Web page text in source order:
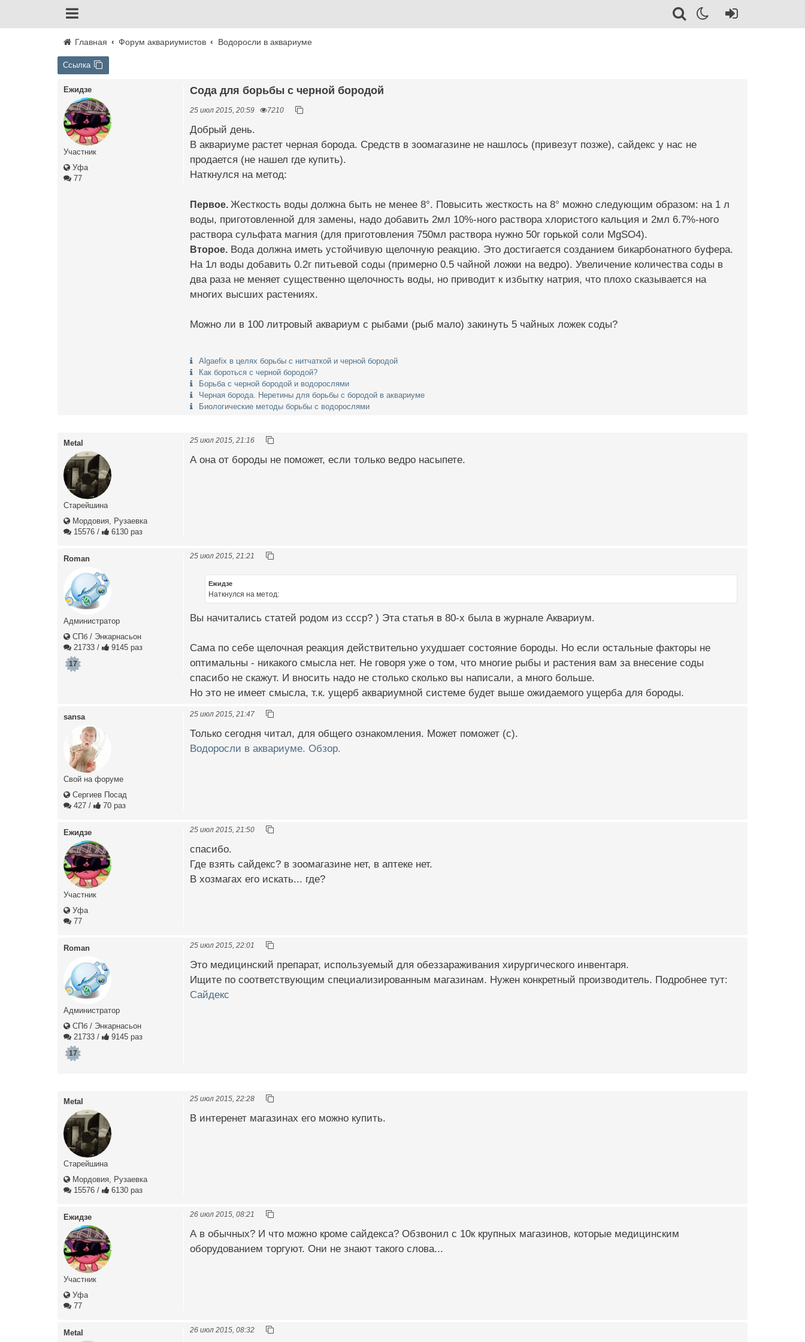
Главная Форум аквариумистов Водоросли в аквариуме
Ссылка
Ежидзе
Участник
Уфа
77
Сода для борьбы с черной бородой
25 июл 2015, 20:59 7210
Добрый день.
В аквариуме растет черная борода. Средств в зоомагазине не нашлось (привезут позже), сайдекс у нас не
продается (не нашел где купить).
Наткнулся на метод:
Первое. Жесткость воды должна быть не менее 8°. Повысить жесткость на 8° можно следующим образом: на 1 л
воды, приготовленной для замены, надо добавить 2мл 10%-ного раствора хлористого кальция и 2мл 6.7%-ного
раствора сульфата магния (для приготовления 750мл раствора нужно 50г горькой соли MgSO4).
Второе. Вода должна иметь устойчивую щелочную реакцию. Это достигается созданием бикарбонатного буфера.
На 1л воды добавить 0.2г питьевой соды (примерно 0.5 чайной ложки на ведро). Увеличение количества соды в
два раза не меняет существенно щелочность воды, но приводит к избытку натрия, что плохо сказывается на
многих высших растениях.
Можно ли в 100 литровый аквариум с рыбами (рыб мало) закинуть 5 чайных ложек соды?
Algaefix в целях борьбы с нитчаткой и черной бородой
Как бороться с черной бородой?
Борьба с черной бородой и водорослями
Черная борода. Неретины для борьбы с бородой в аквариуме
Биологические методы борьбы с водорослями
Metal
Старейшина
Мордовия, Рузаевка
15576 / 6130 раз
25 июл 2015, 21:16
А она от бороды не поможет, если только ведро насыпете.
Roman
Администратор
СПб / Энкарнасьон
21733 / 9145 раз
17
25 июл 2015, 21:21
Ежидзе
Наткнулся на метод:
Вы начитались статей родом из ссср? ) Эта статья в 80-х была в журнале Аквариум.
Сама по себе щелочная реакция действительно ухудшает состояние бороды. Но если остальные факторы не
оптимальны - никакого смысла нет. Не говоря уже о том, что многие рыбы и растения вам за внесение соды
спасибо не скажут. И вносить надо не столько сколько вы написали, а много больше.
Но это не имеет смысла, т.к. ущерб аквариумной системе будет выше ожидаемого ущерба для бороды.
sansa
Свой на форуме
Сергиев Посад
427 / 70 раз
25 июл 2015, 21:47
Только сегодня читал, для общего ознакомления. Может поможет (с).
Водоросли в аквариуме. Обзор.
Ежидзе
Участник
Уфа
77
25 июл 2015, 21:50
спасибо.
Где взять сайдекс? в зоомагазине нет, в аптеке нет.
В хозмагах его искать... где?
Roman
Администратор
СПб / Энкарнасьон
21733 / 9145 раз
17
25 июл 2015, 22:01
Это медицинский препарат, используемый для обеззараживания хирургического инвентаря.
Ищите по соответствующим специализированным магазинам. Нужен конкретный производитель. Подробнее тут:
Сайдекс
Metal
Старейшина
Мордовия, Рузаевка
15576 / 6130 раз
25 июл 2015, 22:28
В интеренет магазинах его можно купить.
Ежидзе
Участник
Уфа
77
26 июл 2015, 08:21
А в обычных? И что можно кроме сайдекса? Обзвонил с 10к крупных магазинов, которые медицинским
оборудованием торгуют. Они не знают такого слова...
Metal 26 июл 2015, 08:32